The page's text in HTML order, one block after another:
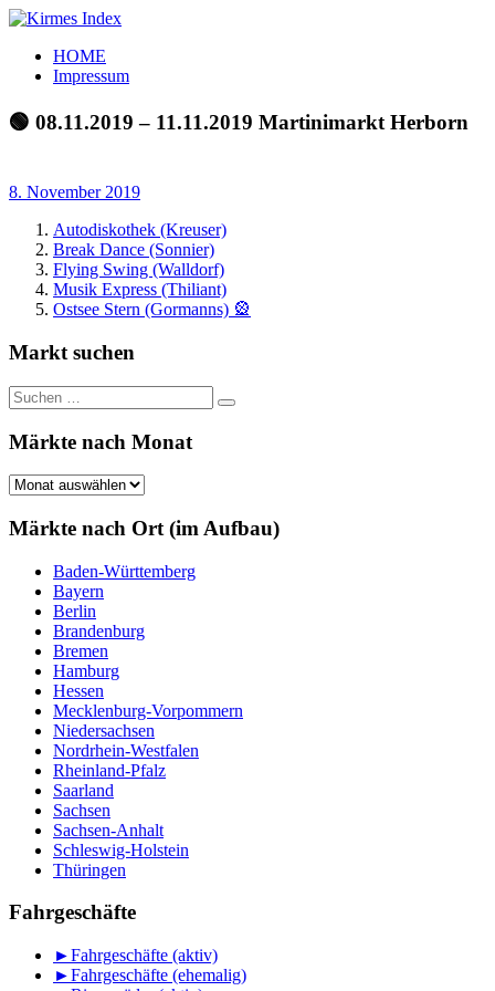
Zum
springen
Kirmes
Index
Tourpläne
der
letzten
HOME
Impressum
🟢 08.11.2019 – 11.11.2019 Martinimarkt Herborn
8. November 2019
Autodiskothek (Kreuser)
Break Dance (Sonnier)
Flying Swing (Walldorf)
Musik Express (Thiliant)
Ostsee Stern (Gormanns) 🎡
Markt suchen
Suchen
nach:
Suchen
Märkte nach Monat
Märkte
Monat
Märkte nach Ort (im Aufbau)
Baden-Württemberg
Bayern
Berlin
Brandenburg
Bremen
Hamburg
Hessen
Mecklenburg-Vorpommern
Niedersachsen
Nordrhein-Westfalen
Rheinland-Pfalz
Saarland
Sachsen
Sachsen-Anhalt
Schleswig-Holstein
Thüringen
Fahrgeschäfte
►Fahrgeschäfte (aktiv)
►Fahrgeschäfte (ehemalig)